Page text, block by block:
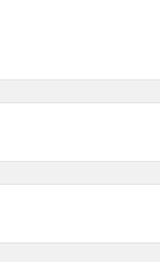
9/16"